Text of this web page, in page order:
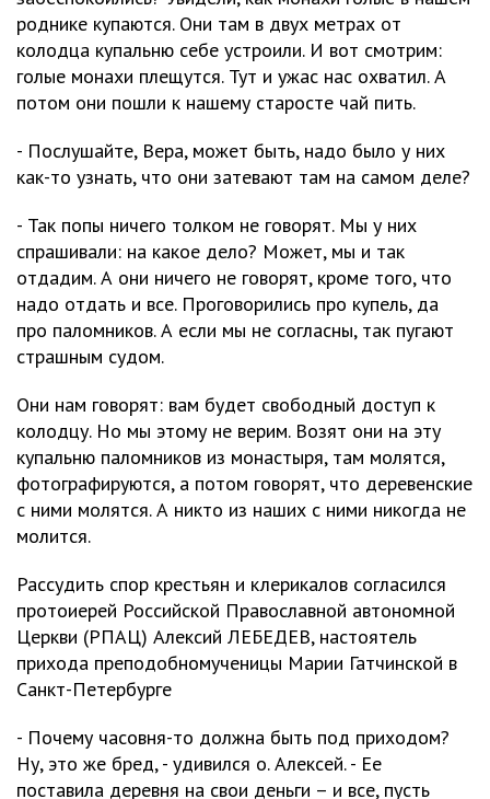
роднике купаются. Они там в двух метрах от
колодца купальню себе устроили. И вот смотрим:
голые монахи плещутся. Тут и ужас нас охватил. А
потом они пошли к нашему старосте чай пить.
- Послушайте, Вера, может быть, надо было у них
как-то узнать, что они затевают там на самом деле?
- Так попы ничего толком не говорят. Мы у них
спрашивали: на какое дело? Может, мы и так
отдадим. А они ничего не говорят, кроме того, что
надо отдать и все. Проговорились про купель, да
про паломников. А если мы не согласны, так пугают
страшным судом.
Они нам говорят: вам будет свободный доступ к
колодцу. Но мы этому не верим. Возят они на эту
купальню паломников из монастыря, там молятся,
фотографируются, а потом говорят, что деревенские
с ними молятся. А никто из наших с ними никогда не
молится.
Рассудить спор крестьян и клерикалов согласился
протоиерей Российской Православной автономной
Церкви (РПАЦ) Алексий ЛЕБЕДЕВ, настоятель
прихода преподобномученицы Марии Гатчинской в
Санкт-Петербурге
- Почему часовня-то должна быть под приходом?
Ну, это же бред, - удивился о. Алексей. - Ее
поставила деревня на свои деньги – и все, пусть